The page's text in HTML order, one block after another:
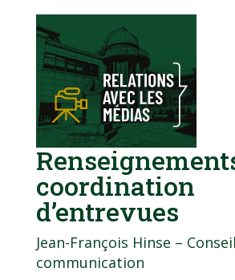
coordination
d’entrevues
Jean-François Hinse –
communication